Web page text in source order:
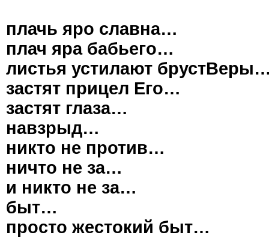
плачь яро славна…
плач яра бабьего…
листья устилают
застят прицел Его…
застят глаза…
навзрыд…
никто не против…
ничто не за…
и никто не за…
быт…
просто жестокий быт…